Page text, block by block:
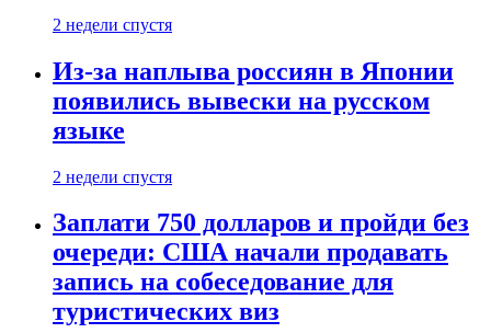
2 недели спустя
Из-за наплыва россиян в Японии
появились вывески на русском
языке
2 недели спустя
Заплати 750 долларов и пройди без
очереди: США начали продавать
запись на собеседование для
туристических виз